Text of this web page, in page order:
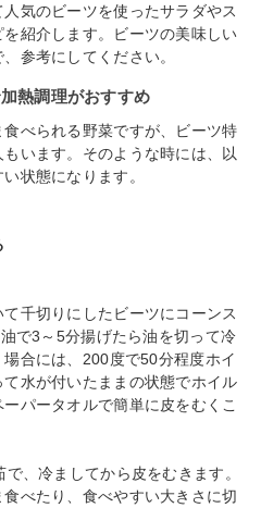
気のビーツを使ったサラダやス
紹介します。ビーツの美味しい
参考にしてください。
熱調理がおすすめ
べられる野菜ですが、ビーツ特
います。そのような時には、以
状態になります。
千切りにしたビーツにコーンス
で3～5分揚げたら油を切って冷
合には、200度で50分程度ホイ
水が付いたままの状態でホイル
パータオルで簡単に皮をむくこ
、冷ましてから皮をむきます。
べたり、食べやすい大きさに切